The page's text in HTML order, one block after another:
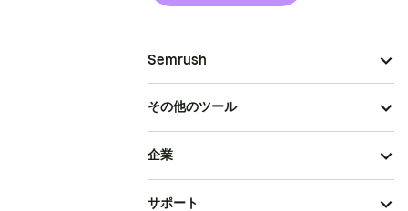
Semrush
その他のツール
企業
サポート